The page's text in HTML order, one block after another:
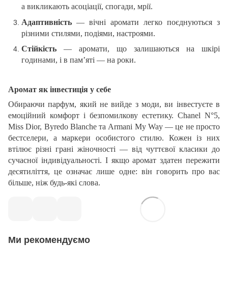
а викликають асоціації, спогади, мрії.
Адаптивність — вічні аромати легко поєднуються з
різними стилями, подіями, настроями.
Стійкість — аромати, що залишаються на шкірі
годинами, і в пам’яті — на роки.
Аромат як інвестиція у себе
Обираючи парфум, який не вийде з моди, ви інвестуєте в
емоційний комфорт і безпомилкову естетику. Chanel N°5,
Miss Dior, Byredo Blanche та Armani My Way — це не просто
бестселери, а маркери особистого стилю. Кожен із них
втілює різні грані жіночності — від чуттєвої класики до
сучасної індивідуальності. І якщо аромат здатен пережити
десятиліття, це означає лише одне: він говорить про вас
більше, ніж будь-які слова.
Ми рекомендуємо